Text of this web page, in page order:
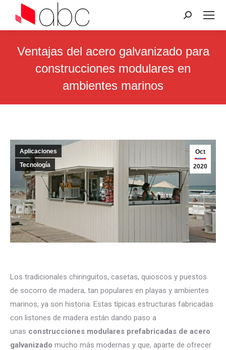
Search:
Ventajas del acero galvanizado para
construcciones modulares en
ambientes marinos
Oct
2020
Aplicaciones
Tecnología
Los tradicionales chiringuitos, casetas, quioscos y puestos
de socorro de madera, tan populares en playas y ambientes
marinos, ya son historia. Estas típicas estructuras fabricadas
con listones de madera están dando paso a
unas construcciones modulares prefabricadas de acero
galvanizado mucho más modernas y que, aparte de ofrecer